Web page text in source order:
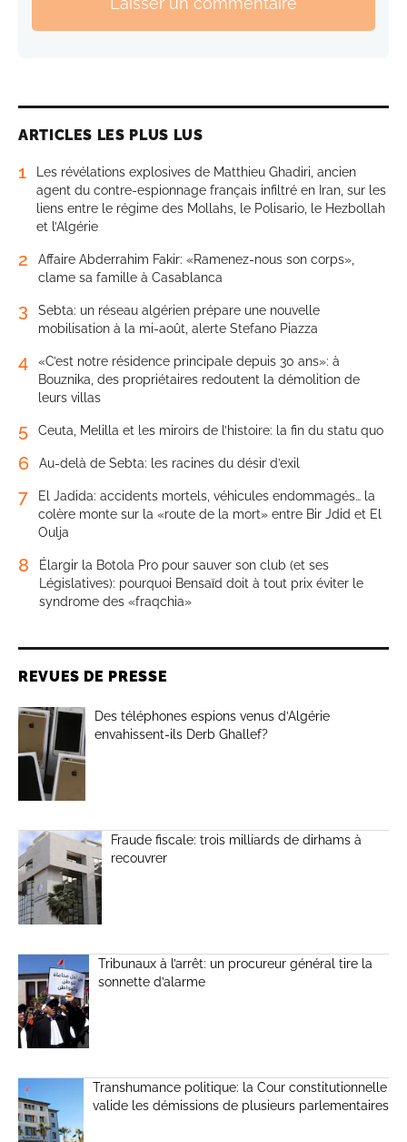
ARTICLES LES PLUS LUS
1
Les révélations explosives de Matthieu Ghadiri, ancien
agent du contre-espionnage français infiltré en Iran, sur les
liens entre le régime des Mollahs, le Polisario, le Hezbollah
et l’Algérie
2
Affaire Abderrahim Fakir: «Ramenez-nous son corps»,
clame sa famille à Casablanca
3
Sebta: un réseau algérien prépare une nouvelle
mobilisation à la mi-août, alerte Stefano Piazza
4
«C’est notre résidence principale depuis 30 ans»: à
Bouznika, des propriétaires redoutent la démolition de
leurs villas
5 Ceuta, Melilla et les miroirs de l’histoire: la fin du statu quo
6 Au-delà de Sebta: les racines du désir d’exil
7
El Jadida: accidents mortels, véhicules endommagés… la
colère monte sur la «route de la mort» entre Bir Jdid et El
Oulja
8
Élargir la Botola Pro pour sauver son club (et ses
Législatives): pourquoi Bensaïd doit à tout prix éviter le
syndrome des «fraqchia»
REVUES DE PRESSE
Des téléphones espions venus d’Algérie
envahissent-ils Derb Ghallef?
Fraude fiscale: trois milliards de dirhams à
recouvrer
Tribunaux à l’arrêt: un procureur général tire la
sonnette d’alarme
Transhumance politique: la Cour constitutionnelle
valide les démissions de plusieurs parlementaires